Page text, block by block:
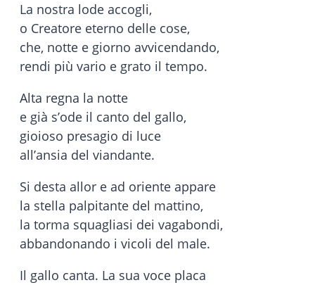
La nostra lode accogli,
o Creatore eterno delle cose,
che, notte e giorno avvicendando,
rendi più vario e grato il tempo.
Alta regna la notte
e già s’ode il canto del gallo,
gioioso presagio di luce
all’ansia del viandante.
Si desta allor e ad oriente appare
la stella palpitante del mattino,
la torma squagliasi dei vagabondi,
abbandonando i vicoli del male.
Il gallo canta. La sua voce placa